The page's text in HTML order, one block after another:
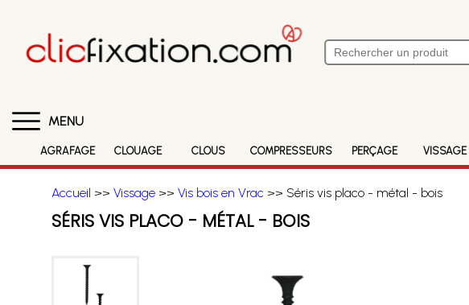
MENU
AGRAFAGE CLOUAGE CLOUS COMPRESSEURS PERÇAGE VISSAGE
Accueil >> Vissage>> Vis bois en Vrac >> Séris vis placo - métal - bois
SÉRIS VIS PLACO - MÉTAL - BOIS